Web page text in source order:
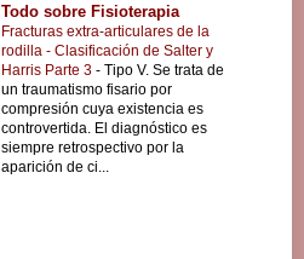
Todo sobre Fisioterapia
Fracturas extra-articulares de la
rodilla - Clasificación de Salter y
Harris Parte 3 - Tipo V. Se trata de
un traumatismo fisario por
compresión cuya existencia es
controvertida. El diagnóstico es
siempre retrospectivo por la
aparición de ci...